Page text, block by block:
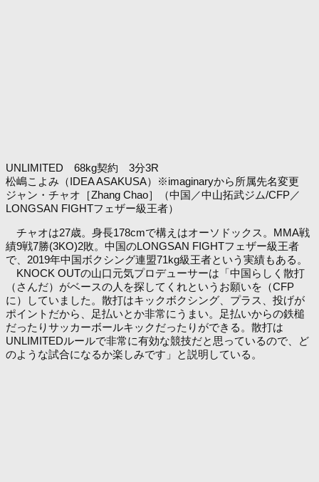
UNLIMITED 68kg契約 3分3R
松嶋こよみ（IDEA ASAKUSA）※imaginaryから所属先名変更
ジャン・チャオ［Zhang Chao］（中国／中山拓武ジム/CFP／
LONGSAN FIGHTフェザー級王者）
チャオは27歳。身長178cmで構えはオーソドックス。MMA戦
績9戦7勝(3KO)2敗。中国のLONGSAN FIGHTフェザー級王者
で、2019年中国ボクシング連盟71kg級王者という実績もある。
KNOCK OUTの山口元気プロデューサーは「中国らしく散打
（さんだ）がベースの人を探してくれというお願いを（CFP
に）していました。散打はキックボクシング、プラス、投げが
ポイントだから、足払いとか非常にうまい。足払いからの鉄槌
だったりサッカーボールキックだったりができる。散打は
UNLIMITEDルールで非常に有効な競技だと思っているので、ど
のような試合になるか楽しみです」と説明している。